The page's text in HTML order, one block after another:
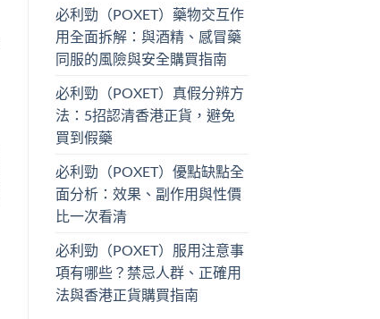
必利勁（POXET）藥物交互作
用全面拆解：與酒精、感冒藥
同服的風險與安全購買指南
必利勁（POXET）真假分辨方
法：5招認清香港正貨，避免
買到假藥
必利勁（POXET）優點缺點全
面分析：效果、副作用與性價
比一次看清
必利勁（POXET）服用注意事
項有哪些？禁忌人群、正確用
法與香港正貨購買指南